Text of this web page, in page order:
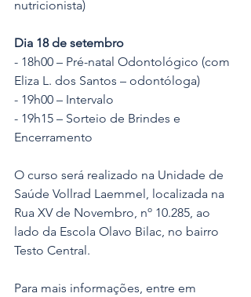
nutricionista)
Dia 18 de setembro
- 18h00 – Pré-natal Odontológico (com
Eliza L. dos Santos – odontóloga)
- 19h00 – Intervalo
- 19h15 – Sorteio de Brindes e
Encerramento
O curso será realizado na Unidade de
Saúde Vollrad Laemmel, localizada na
Rua XV de Novembro, nº 10.285, ao
lado da Escola Olavo Bilac, no bairro
Testo Central.
Para mais informações, entre em